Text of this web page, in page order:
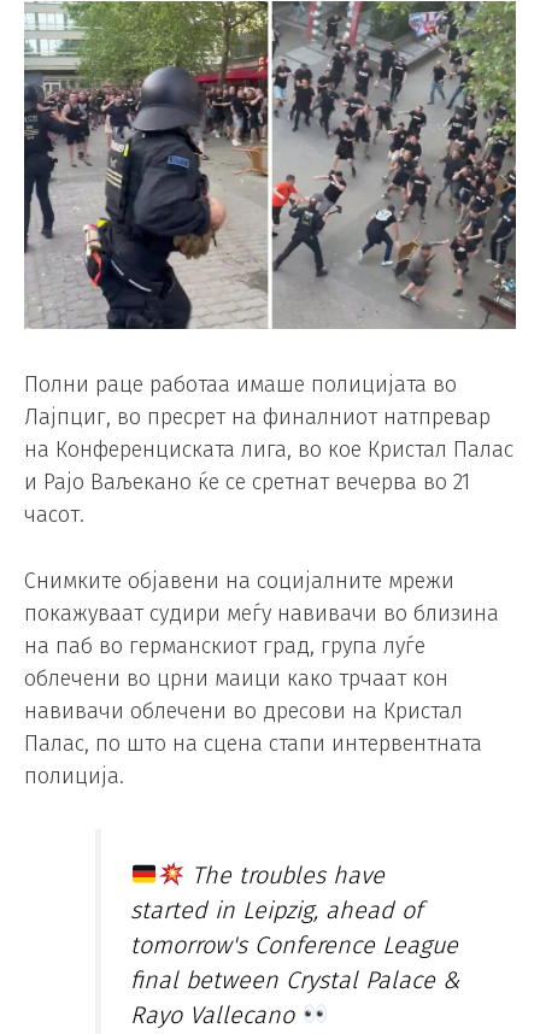
Полни раце работаа имаше полицијата во
Лајпциг, во пресрет на финалниот натпревар
на Конференциската лига, во кое Кристал Палас
и Рајо Ваљекано ќе се сретнат вечерва во 21
часот.
Снимките објавени на социјалните мрежи
покажуваат судири меѓу навивачи во близина
на паб во германскиот град, група луѓе
облечени во црни маици како трчаат кон
навивачи облечени во дресови на Кристал
Палас, по што на сцена стапи интервентната
полиција.
The troubles have
started in Leipzig, ahead of
tomorrow's Conference League
final between Crystal Palace &
Rayo Vallecano